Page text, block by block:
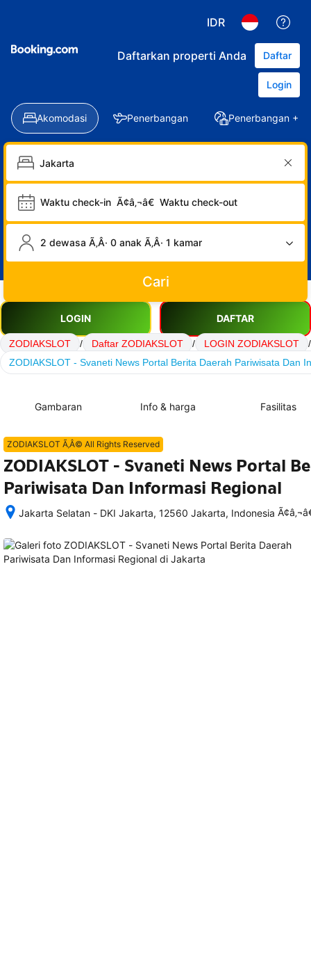
IDR
Daftarkan properti Anda Daftar
Login
Akomodasi Penerbangan Penerbangan +
Waktu check-in Ã¢â‚¬â€ Waktu check-out
2 dewasa Ã‚Â· 0 anak Ã‚Â· 1 kamar
Cari
LOGIN DAFTAR
ZODIAKSLOT / Daftar ZODIAKSLOT / LOGIN ZODIAKSLOT
/
ZODIAKSLOT - Svaneti News Portal Berita Daerah Pariwisata Dan
Gambaran Info & harga Fasilitas
ZODIAKSLOT Ã‚Â© All Rights Reserved
ZODIAKSLOT - Svaneti News Portal
Pariwisata Dan Informasi Regional
Jakarta Selatan - DKI Jakarta, 12560 Jakarta, Indonesia
memesan,
semua